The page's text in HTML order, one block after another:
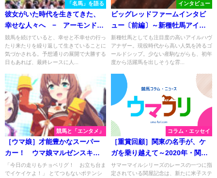
「名馬」を語る
彼女がいた時代を生きてきた、
幸せな人々へ − アーモンドア
イ
競馬を続けていると、幸せと不幸せの行っ
たり来たりを繰り返して生きていることに
気づかされる。予想通りの展開で大勝する
日もあれば、最終レースに人...
インタビュー
ビッグレッドファームインタビ
ュー〔前編〕～新種牡馬アイル
ハヴアナザーについて～
新種牡馬としても注目度の高いアイルハヴ
アナザー。現役時代から高い人気を誇るゴ
ールドシップ。少ない産駒ながらも、初年
度から活躍馬を出しそうな雰...
競馬と「エンタメ」
［ウマ娘］才能豊かなスーパー
カー！ ウマ娘マルゼンスキー
と、史実馬マルゼンスキー。
「今日の走りもチョベリグ！ お立ち台ま
でイケイケよ！」 とてつもないポテンシ
コラム・エッセイ
［重賞回顧］関東の名手が、ケ
ガを乗り越えて～2020年・関屋
記念～
サマーマイルシリーズのレースの一つに指
定されている関屋記念は、新たに米子ステ